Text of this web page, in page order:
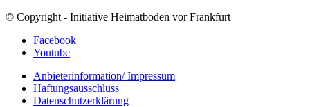
© Copyright - Initiative Heimatboden vor Frankfurt
Facebook
Youtube
Anbieterinformation/ Impressum
Haftungsausschluss
Datenschutzerklärung